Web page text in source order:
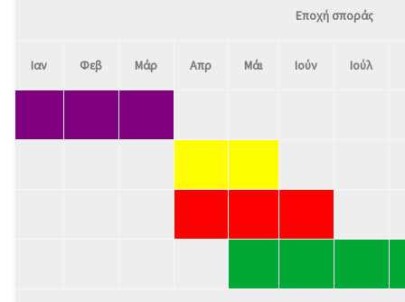
Εποχή σποράς
Ιαν Φεβ Μάρ Απρ Μάι Ιούν Ιούλ